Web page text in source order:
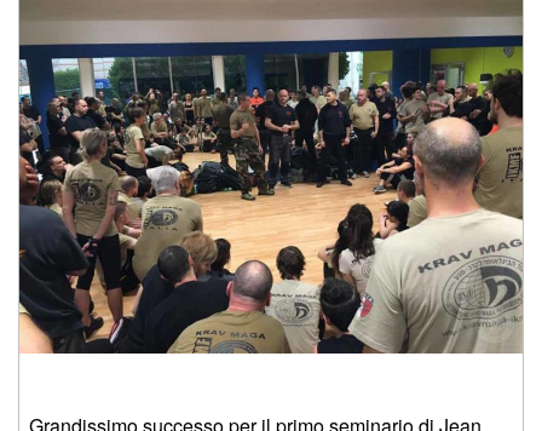
Grandissimo successo per il primo seminario di Jean